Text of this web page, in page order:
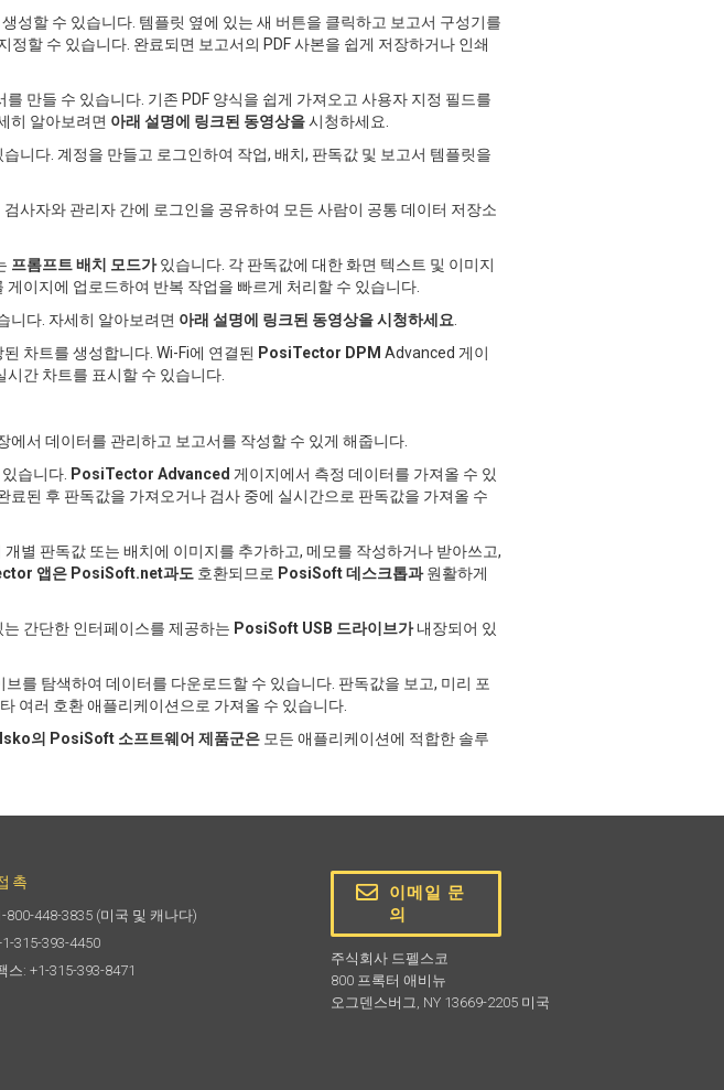
성할 수 있습니다. 템플릿 옆에 있는 새 버튼을 클릭하고 보고서 구성기를
할 수 있습니다. 완료되면 보고서의 PDF 사본을 쉽게 저장하거나 인쇄
만들 수 있습니다. 기존 PDF 양식을 쉽게 가져오고 사용자 지정 필드를
히 알아보려면 아래 설명에 링크된 동영상을시청하세요.
니다. 계정을 만들고 로그인하여 작업, 배치, 판독값 및 보고서 템플릿을
사자와 관리자 간에 로그인을 공유하여 모든 사람이 공통 데이터 저장소
프롬프트 배치 모드가있습니다. 각 판독값에 대한 화면 텍스트 및 이미지
게이지에 업로드하여 반복 작업을 빠르게 처리할 수 있습니다.
니다. 자세히 알아보려면 아래 설명에 링크된 동영상을 시청하세요.
차트를 생성합니다. Wi-Fi에 연결된 PosiTector DPM Advanced 게이
시간 차트를 표시할 수 있습니다.
에서 데이터를 관리하고 보고서를 작성할 수 있게 해줍니다.
습니다. PosiTector Advanced 게이지에서 측정 데이터를 가져올 수 있
료된 후 판독값을 가져오거나 검사 중에 실시간으로 판독값을 가져올 수
별 판독값 또는 배치에 이미지를 추가하고, 메모를 작성하거나 받아쓰고,
앱은 PosiSoft.net과도 호환되므로 PosiSoft 데스크톱과원활하게
간단한 인터페이스를 제공하는 PosiSoft USB 드라이브가내장되어 있
브를 탐색하여 데이터를 다운로드할 수 있습니다. 판독값을 보고, 미리 포
여러 호환 애플리케이션으로 가져올 수 있습니다.
의 PosiSoft 소프트웨어 제품군은 모든 애플리케이션에 적합한 솔루
촉
800-448-3835 (미국 및 캐나다)
315-393-4450
스: +1-315-393-8471
이메일 문
의
주식회사 드펠스코
800 프록터 애비뉴
오그덴스버그, NY 13669-2205 미국